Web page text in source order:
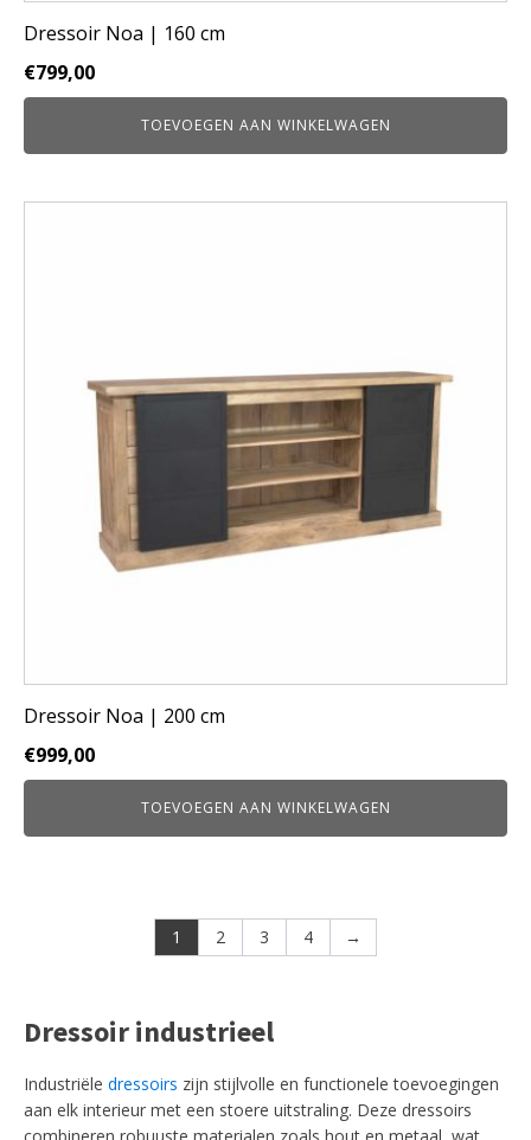
Dressoir Noa | 160 cm
€799,00
TOEVOEGEN AAN WINKELWAGEN
Dressoir Noa | 200 cm
€999,00
TOEVOEGEN AAN WINKELWAGEN
1 2 3 4 →
Dressoir industrieel
Industriële dressoirs zijn stijlvolle en functionele toevoegingen
aan elk interieur met een stoere uitstraling. Deze dressoirs